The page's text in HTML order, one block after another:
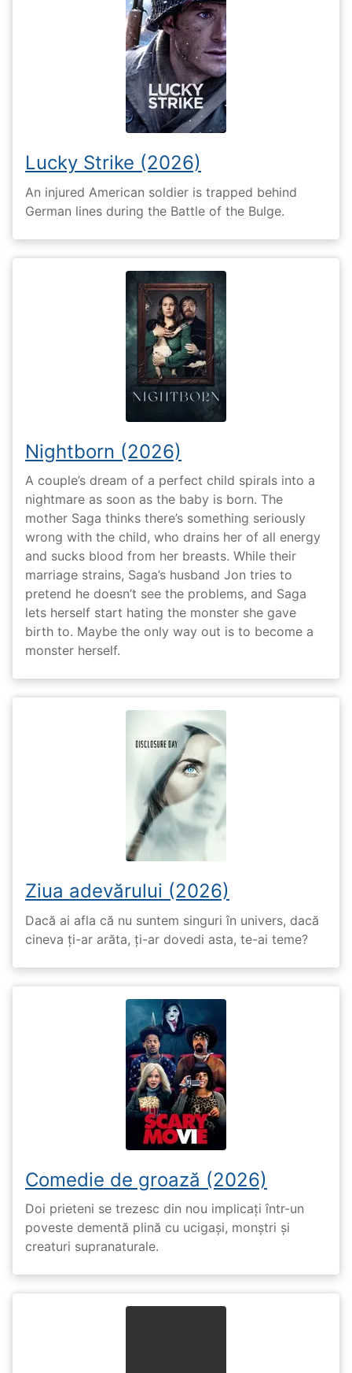
Lucky Strike (2026)
An injured American soldier is trapped behind
German lines during the Battle of the Bulge.
Nightborn (2026)
A couple’s dream of a perfect child spirals into a
nightmare as soon as the baby is born. The
mother Saga thinks there’s something seriously
wrong with the child, who drains her of all energy
and sucks blood from her breasts. While their
marriage strains, Saga’s husband Jon tries to
pretend he doesn’t see the problems, and Saga
lets herself start hating the monster she gave
birth to. Maybe the only way out is to become a
monster herself.
Ziua adevărului (2026)
Dacă ai afla că nu suntem singuri în univers, dacă
cineva ți-ar arăta, ți-ar dovedi asta, te-ai teme?
Comedie de groază (2026)
Doi prieteni se trezesc din nou implicați într-un
poveste dementă plină cu ucigași, monștri și
creaturi supranaturale.